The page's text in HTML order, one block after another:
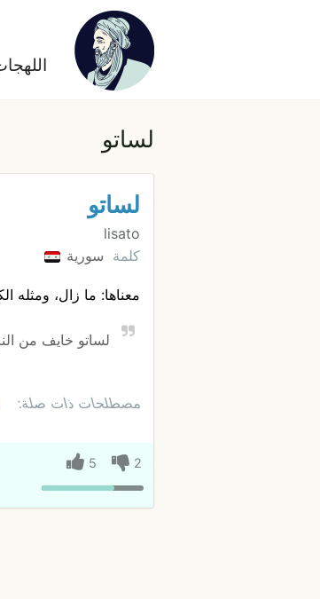
لساتو
لساتو
lisato
كلمة سورية
معناها: ما زال، ومثله
لساتو خايف من
مصطلحات ذات صلة:
2
5